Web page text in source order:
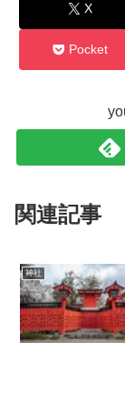
X
Pocket
関連記事
神社